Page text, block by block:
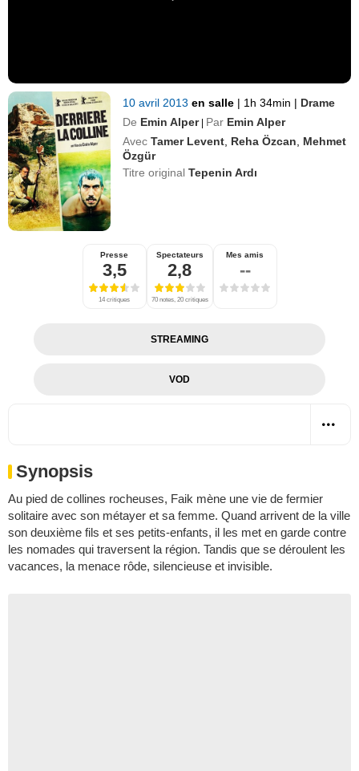
10 avril 2013en salle | 1h 34min | Drame
De Emin Alper | Par Emin Alper
Avec Tamer Levent Reha Özcan
Mehmet
Özgür
Titre originalTepenin Ardı
Presse
3,5
14 critiques
Spectateurs
2,8
70 notes, 20 critiques
Mes amis
--
STREAMING
VOD
Synopsis
Au pied de collines rocheuses, Faik mène une vie de fermier
solitaire avec son métayer et sa femme. Quand arrivent de la ville
son deuxième fils et ses petits-enfants, il les met en garde contre
les nomades qui traversent la région. Tandis que se déroulent les
vacances, la menace rôde, silencieuse et invisible.